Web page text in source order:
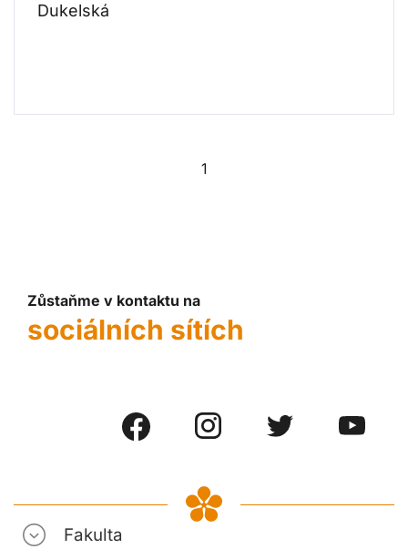
Dukelská
1
Zůstaňme v kontaktu na
sociálních sítích
Fakulta